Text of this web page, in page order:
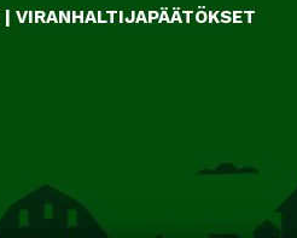
| VIRANHALTIJAPÄÄTÖKSET